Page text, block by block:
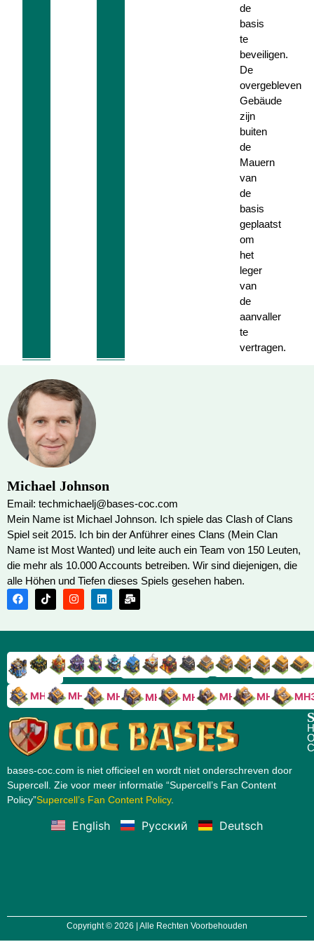
de
basis
te
beveiligen.
De
overgebleven
Gebäude
zijn
buiten
de
Mauern
van
de
basis
geplaatst
om
het
leger
van
de
aanvaller
te
vertragen.
Michael Johnson
Email: techmichaelj@bases-coc.com
Mein Name ist Michael Johnson. Ich spiele das Clash of Clans
Spiel seit 2015. Ich bin der Anführer eines Clans (Mein Clan
Name ist Most Wanted) und leite auch ein Team von 150 Leuten,
die mehr als 10.000 Accounts betreiben. Wir sind diejenigen, die
alle Höhen und Tiefen dieses Spiels gesehen haben.
RH18RH17RH16RH15RH14RH13RH12RH11RH10RH9RH8RH7RH6RH5RH4
MH10 MH9 MH8 MH7 MH6 MH5 MH4
bases-coc.com is niet officieel en wordt niet onderschreven door
Supercell. Zie voor meer informatie “Supercell’s Fan Content
Policy”Supercell’s Fan Content Policy.
English Русский Deutsch
Copyright © 2026 | Alle Rechten Voorbehouden